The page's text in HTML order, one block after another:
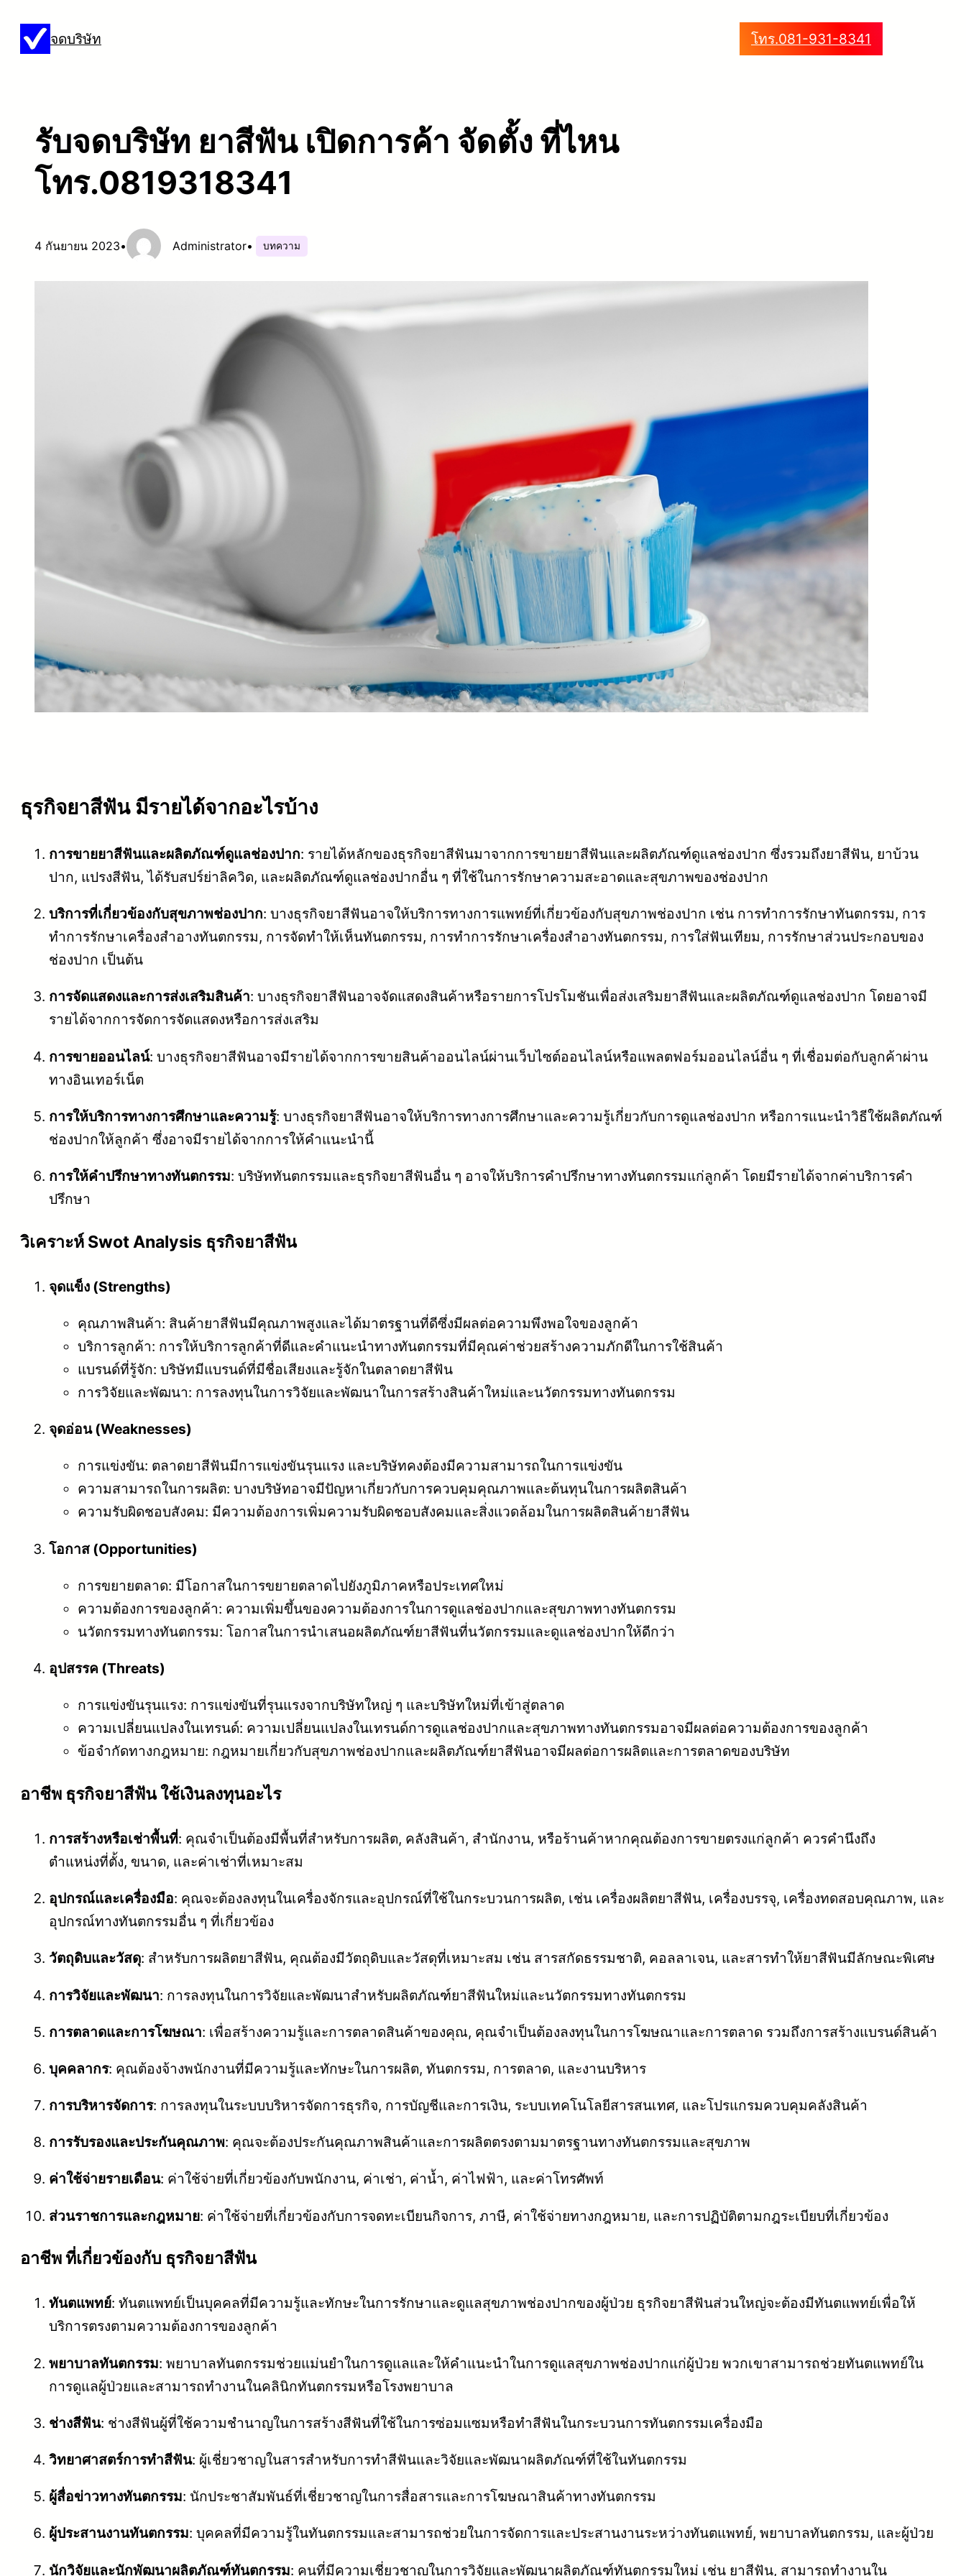
จดบริษัท โทร.081-931-8341
รับจดบริษัท ยาสีฟัน เปิดการค้า จัดตั้ง ที่ไหน
โทร.0819318341
4 กันยายน 2023• Administrator• บทความ
ธุรกิจยาสีฟัน มีรายได้จากอะไรบ้าง
การขายยาสีฟันและผลิตภัณฑ์ดูแลช่องปาก: รายได้หลักของธุรกิจยาสีฟันมาจากการขายยาสีฟันและผลิตภัณฑ์ดูแลช่องปาก ซึ่งรวมถึงยาสีฟัน, ยาบ้วน
ปาก, แปรงสีฟัน, ได้รับสปร์ย่าลิควิด, และผลิตภัณฑ์ดูแลช่องปากอื่น ๆ ที่ใช้ในการรักษาความสะอาดและสุขภาพของช่องปาก
บริการที่เกี่ยวข้องกับสุขภาพช่องปาก: บางธุรกิจยาสีฟันอาจให้บริการทางการแพทย์ที่เกี่ยวข้องกับสุขภาพช่องปาก เช่น การทำการรักษาทันตกรรม, การ
ทำการรักษาเครื่องสำอางทันตกรรม, การจัดทำให้เห็นทันตกรรม, การทำการรักษาเครื่องสำอางทันตกรรม, การใส่ฟันเทียม, การรักษาส่วนประกอบของ
ช่องปาก เป็นต้น
การจัดแสดงและการส่งเสริมสินค้า: บางธุรกิจยาสีฟันอาจจัดแสดงสินค้าหรือรายการโปรโมชันเพื่อส่งเสริมยาสีฟันและผลิตภัณฑ์ดูแลช่องปาก โดยอาจมี
รายได้จากการจัดการจัดแสดงหรือการส่งเสริม
การขายออนไลน์: บางธุรกิจยาสีฟันอาจมีรายได้จากการขายสินค้าออนไลน์ผ่านเว็บไซต์ออนไลน์หรือแพลตฟอร์มออนไลน์อื่น ๆ ที่เชื่อมต่อกับลูกค้าผ่าน
ทางอินเทอร์เน็ต
การให้บริการทางการศึกษาและความรู้: บางธุรกิจยาสีฟันอาจให้บริการทางการศึกษาและความรู้เกี่ยวกับการดูแลช่องปาก หรือการแนะนำวิธีใช้ผลิตภัณฑ์
ช่องปากให้ลูกค้า ซึ่งอาจมีรายได้จากการให้คำแนะนำนี้
การให้คำปรึกษาทางทันตกรรม: บริษัททันตกรรมและธุรกิจยาสีฟันอื่น ๆ อาจให้บริการคำปรึกษาทางทันตกรรมแก่ลูกค้า โดยมีรายได้จากค่าบริการคำ
ปรึกษา
วิเคราะห์ Swot Analysis ธุรกิจยาสีฟัน
จุดแข็ง (Strengths)
คุณภาพสินค้า: สินค้ายาสีฟันมีคุณภาพสูงและได้มาตรฐานที่ดีซึ่งมีผลต่อความพึงพอใจของลูกค้า
บริการลูกค้า: การให้บริการลูกค้าที่ดีและคำแนะนำทางทันตกรรมที่มีคุณค่าช่วยสร้างความภักดีในการใช้สินค้า
แบรนด์ที่รู้จัก: บริษัทมีแบรนด์ที่มีชื่อเสียงและรู้จักในตลาดยาสีฟัน
การวิจัยและพัฒนา: การลงทุนในการวิจัยและพัฒนาในการสร้างสินค้าใหม่และนวัตกรรมทางทันตกรรม
จุดอ่อน (Weaknesses)
การแข่งขัน: ตลาดยาสีฟันมีการแข่งขันรุนแรง และบริษัทคงต้องมีความสามารถในการแข่งขัน
ความสามารถในการผลิต: บางบริษัทอาจมีปัญหาเกี่ยวกับการควบคุมคุณภาพและต้นทุนในการผลิตสินค้า
ความรับผิดชอบสังคม: มีความต้องการเพิ่มความรับผิดชอบสังคมและสิ่งแวดล้อมในการผลิตสินค้ายาสีฟัน
โอกาส (Opportunities)
การขยายตลาด: มีโอกาสในการขยายตลาดไปยังภูมิภาคหรือประเทศใหม่
ความต้องการของลูกค้า: ความเพิ่มขึ้นของความต้องการในการดูแลช่องปากและสุขภาพทางทันตกรรม
นวัตกรรมทางทันตกรรม: โอกาสในการนำเสนอผลิตภัณฑ์ยาสีฟันที่นวัตกรรมและดูแลช่องปากให้ดีกว่า
อุปสรรค (Threats)
การแข่งขันรุนแรง: การแข่งขันที่รุนแรงจากบริษัทใหญ่ ๆ และบริษัทใหม่ที่เข้าสู่ตลาด
ความเปลี่ยนแปลงในเทรนด์: ความเปลี่ยนแปลงในเทรนด์การดูแลช่องปากและสุขภาพทางทันตกรรมอาจมีผลต่อความต้องการของลูกค้า
ข้อจำกัดทางกฎหมาย: กฎหมายเกี่ยวกับสุขภาพช่องปากและผลิตภัณฑ์ยาสีฟันอาจมีผลต่อการผลิตและการตลาดของบริษัท
อาชีพ ธุรกิจยาสีฟัน ใช้เงินลงทุนอะไร
การสร้างหรือเช่าพื้นที่: คุณจำเป็นต้องมีพื้นที่สำหรับการผลิต, คลังสินค้า, สำนักงาน, หรือร้านค้าหากคุณต้องการขายตรงแก่ลูกค้า ควรคำนึงถึง
ตำแหน่งที่ตั้ง, ขนาด, และค่าเช่าที่เหมาะสม
อุปกรณ์และเครื่องมือ: คุณจะต้องลงทุนในเครื่องจักรและอุปกรณ์ที่ใช้ในกระบวนการผลิต, เช่น เครื่องผลิตยาสีฟัน, เครื่องบรรจุ, เครื่องทดสอบคุณภาพ, และ
อุปกรณ์ทางทันตกรรมอื่น ๆ ที่เกี่ยวข้อง
วัตถุดิบและวัสดุ: สำหรับการผลิตยาสีฟัน, คุณต้องมีวัตถุดิบและวัสดุที่เหมาะสม เช่น สารสกัดธรรมชาติ, คอลลาเจน, และสารทำให้ยาสีฟันมีลักษณะพิเศษ
การวิจัยและพัฒนา: การลงทุนในการวิจัยและพัฒนาสำหรับผลิตภัณฑ์ยาสีฟันใหม่และนวัตกรรมทางทันตกรรม
การตลาดและการโฆษณา: เพื่อสร้างความรู้และการตลาดสินค้าของคุณ, คุณจำเป็นต้องลงทุนในการโฆษณาและการตลาด รวมถึงการสร้างแบรนด์สินค้า
บุคคลากร: คุณต้องจ้างพนักงานที่มีความรู้และทักษะในการผลิต, ทันตกรรม, การตลาด, และงานบริหาร
การบริหารจัดการ: การลงทุนในระบบบริหารจัดการธุรกิจ, การบัญชีและการเงิน, ระบบเทคโนโลยีสารสนเทศ, และโปรแกรมควบคุมคลังสินค้า
การรับรองและประกันคุณภาพ: คุณจะต้องประกันคุณภาพสินค้าและการผลิตตรงตามมาตรฐานทางทันตกรรมและสุขภาพ
ค่าใช้จ่ายรายเดือน: ค่าใช้จ่ายที่เกี่ยวข้องกับพนักงาน, ค่าเช่า, ค่าน้ำ, ค่าไฟฟ้า, และค่าโทรศัพท์
ส่วนราชการและกฎหมาย: ค่าใช้จ่ายที่เกี่ยวข้องกับการจดทะเบียนกิจการ, ภาษี, ค่าใช้จ่ายทางกฎหมาย, และการปฏิบัติตามกฎระเบียบที่เกี่ยวข้อง
อาชีพ ที่เกี่ยวข้องกับ ธุรกิจยาสีฟัน
ทันตแพทย์: ทันตแพทย์เป็นบุคคลที่มีความรู้และทักษะในการรักษาและดูแลสุขภาพช่องปากของผู้ป่วย ธุรกิจยาสีฟันส่วนใหญ่จะต้องมีทันตแพทย์เพื่อให้
บริการตรงตามความต้องการของลูกค้า
พยาบาลทันตกรรม: พยาบาลทันตกรรมช่วยแม่นยำในการดูแลและให้คำแนะนำในการดูแลสุขภาพช่องปากแก่ผู้ป่วย พวกเขาสามารถช่วยทันตแพทย์ใน
การดูแลผู้ป่วยและสามารถทำงานในคลินิกทันตกรรมหรือโรงพยาบาล
ช่างสีฟัน: ช่างสีฟันผู้ที่ใช้ความชำนาญในการสร้างสีฟันที่ใช้ในการซ่อมแซมหรือทำสีฟันในกระบวนการทันตกรรมเครื่องมือ
วิทยาศาสตร์การทำสีฟัน: ผู้เชี่ยวชาญในสารสำหรับการทำสีฟันและวิจัยและพัฒนาผลิตภัณฑ์ที่ใช้ในทันตกรรม
ผู้สื่อข่าวทางทันตกรรม: นักประชาสัมพันธ์ที่เชี่ยวชาญในการสื่อสารและการโฆษณาสินค้าทางทันตกรรม
ผู้ประสานงานทันตกรรม: บุคคลที่มีความรู้ในทันตกรรมและสามารถช่วยในการจัดการและประสานงานระหว่างทันตแพทย์, พยาบาลทันตกรรม, และผู้ป่วย
นักวิจัยและนักพัฒนาผลิตภัณฑ์ทันตกรรม: คนที่มีความเชี่ยวชาญในการวิจัยและพัฒนาผลิตภัณฑ์ทันตกรรมใหม่ เช่น ยาสีฟัน, สามารถทำงานใน